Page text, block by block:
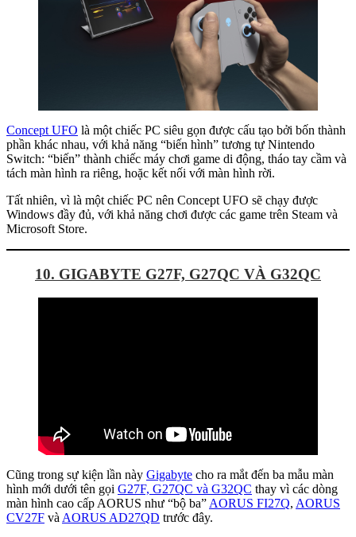
Concept UFO là một chiếc PC siêu gọn được cấu tạo bởi bốn thành
phần khác nhau, với khả năng “biến hình” tương tự Nintendo
Switch: “biến” thành chiếc máy chơi game di động, tháo tay cầm và
tách màn hình ra riêng, hoặc kết nối với màn hình rời.
Tất nhiên, vì là một chiếc PC nên Concept UFO sẽ chạy được
Windows đầy đủ, với khả năng chơi được các game trên Steam và
Microsoft Store.
10. GIGABYTE G27F, G27QC VÀ G32QC
Cũng trong sự kiện lần này Gigabyte cho ra mắt đến ba mẫu màn
hình mới dưới tên gọi G27F, G27QC và G32QC thay vì các dòng
màn hình cao cấp AORUS như “bộ ba” AORUS FI27Q, AORUS
CV27F và AORUS AD27QD trước đây.